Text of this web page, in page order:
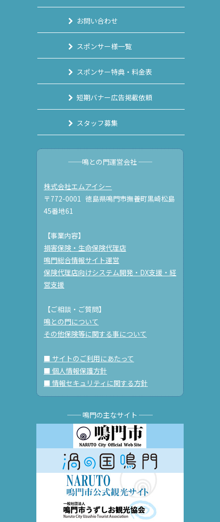
お問い合わせ
スポンサー様一覧
スポンサー特典・料金表
短期バナー広告掲載依頼
スタッフ募集
──鳴との門運営会社 ──
株式会社エムアイシー
〒772-0001 徳島県鳴門市撫養町黒崎松島
45番地61
【事業内容】
損害保険・生命保険代理店
鳴門総合情報サイト運営
保険代理店向けシステム開発・DX支援・経
営支援
【ご相談・ご質問】
鳴との門について
その他保険等に関する事について
■ サイトのご利用にあたって
■ 個人情報保護方針
■ 情報セキュリティに関する方針
── 鳴門の主なサイト ──